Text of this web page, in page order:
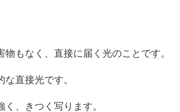
物もなく、直接に届く光のことです。
な直接光です。
、きつく写ります。